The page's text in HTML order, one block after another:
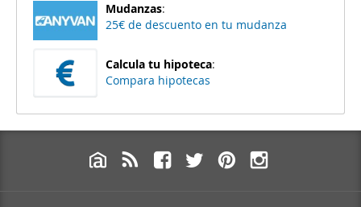
Mudanzas:
25€ de descuento en tu mudanza
Calcula tu hipoteca:
Compara hipotecas